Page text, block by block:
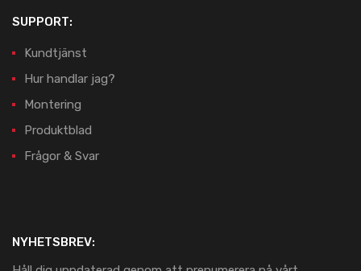
SUPPORT:
Kundtjänst
Hur handlar jag?
Montering
Produktblad
Frågor & Svar
NYHETSBREV: